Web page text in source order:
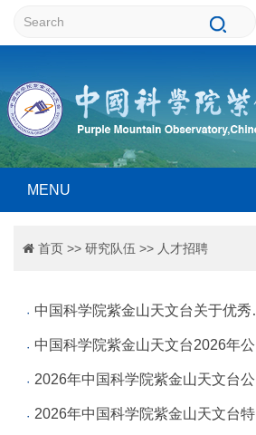
MENU
首页 >> 研究队伍 >> 人才招聘
中国科学院紫金山天文台关于优秀人才招聘启事
中国科学院紫金山天文台2026年公开招用人员启事（第3期）
2026年中国科学院紫金山天文台公开招聘事业编制科技岗位人员的启事（第二期）
2026年中国科学院紫金山天文台特别研究助理岗位的招聘启事